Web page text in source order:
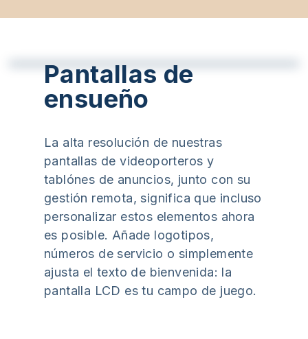
Pantallas de
ensueño
La alta resolución de nuestras
pantallas de videoporteros y
tablónes de anuncios, junto con su
gestión remota, significa que incluso
personalizar estos elementos ahora
es posible. Añade logotipos,
números de servicio o simplemente
ajusta el texto de bienvenida: la
pantalla LCD es tu campo de juego.